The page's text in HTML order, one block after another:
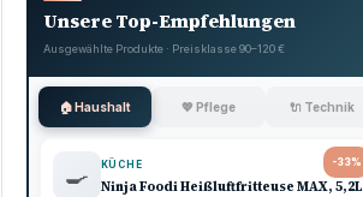
Unsere Top-Empfehlungen
Ausgewählte Produkte · Preisklasse 90–120 €
🏠 Haushalt 💖 Pflege 🔌 Technik
-33%
🍳 KÜCHE
Ninja Foodi Heißluftfritteuse MAX, 5,2L